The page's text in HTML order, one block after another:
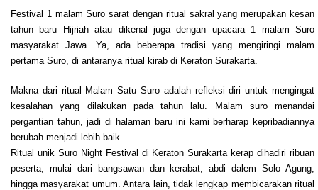
Festival 1 malam Suro sarat dengan ritual sakral yang merupakan kesan
tahun baru Hijriah atau dikenal juga dengan upacara 1 malam Suro
masyarakat Jawa. Ya, ada beberapa tradisi yang mengiringi malam
pertama Suro, di antaranya ritual kirab di Keraton Surakarta.
Makna dari ritual Malam Satu Suro adalah refleksi diri untuk mengingat
kesalahan yang dilakukan pada tahun lalu. Malam suro menandai
pergantian tahun, jadi di halaman baru ini kami berharap kepribadiannya
berubah menjadi lebih baik.
Ritual unik Suro Night Festival di Keraton Surakarta kerap dihadiri ribuan
peserta, mulai dari bangsawan dan kerabat, abdi dalem Solo Agung,
hingga masyarakat umum. Antara lain, tidak lengkap membicarakan ritual